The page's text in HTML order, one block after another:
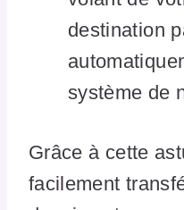
destination
système de
Grâce à cette
facilement